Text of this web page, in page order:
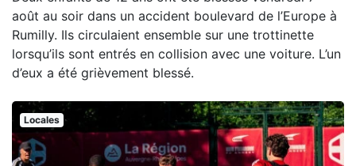
août au soir dans un accident boulevard de l’Europe à
Rumilly. Ils circulaient ensemble sur une trottinette
lorsqu’ils sont entrés en collision avec une voiture. L’un
d’eux a été grièvement blessé.
Locales